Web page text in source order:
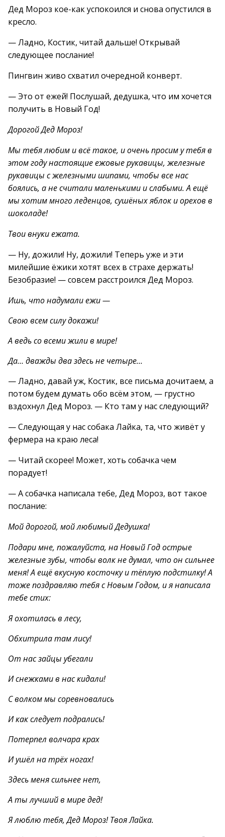
Дед Мороз кое-как успокоился и снова опустился в
кресло.
— Ладно, Костик, читай дальше! Открывай
следующее послание!
Пингвин живо схватил очередной конверт.
— Это от ежей! Послушай, дедушка, что им хочется
получить в Новый Год!
Дорогой Дед Мороз!
Мы тебя любим и всё такое, и очень просим у тебя в
этом году настоящие ежовые рукавицы, железные
рукавицы с железными шипами, чтобы все нас
боялись, а не считали маленькими и слабыми. А ещё
мы хотим много леденцов, сушёных яблок и орехов в
шоколаде!
Твои внуки ежата.
— Ну, дожили! Ну, дожили! Теперь уже и эти
милейшие ёжики хотят всех в страхе держать!
Безобразие! — совсем расстроился Дед Мороз.
Ишь, что надумали ежи —
Свою всем силу докажи!
А ведь со всеми жили в мире!
Да… дважды два здесь не четыре…
— Ладно, давай уж, Костик, все письма дочитаем, а
потом будем думать обо всём этом, — грустно
вздохнул Дед Мороз. — Кто там у нас следующий?
— Следующая у нас собака Лайка, та, что живёт у
фермера на краю леса!
— Читай скорее! Может, хоть собачка чем
порадует!
— А собачка написала тебе, Дед Мороз, вот такое
послание:
Мой дорогой, мой любимый Дедушка!
Подари мне, пожалуйста, на Новый Год острые
железные зубы, чтобы волк не думал, что он сильнее
меня! А ещё вкусную косточку и тёплую подстилку! А
тоже поздравляю тебя с Новым Годом, и я написала
тебе стих:
Я охотилась в лесу,
Обхитрила там лису!
От нас зайцы убегали
И снежками в нас кидали!
С волком мы соревновались
И как следует подрались!
Потерпел волчара крах
И ушёл на трёх ногах!
Здесь меня сильнее нет,
А ты лучший в мире дед!
Я люблю тебя, Дед Мороз! Твоя Лайка.